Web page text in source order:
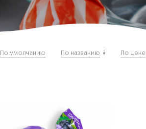
По умолчанию По названию По цене